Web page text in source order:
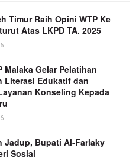
Timur Raih Opini WTP Ke
Atas LKPD TA. 2025
Malaka Gelar Pelatihan
Literasi Edukatif dan
Konseling Kepada
Jadup, Bupati Al-Farlaky
Sosial